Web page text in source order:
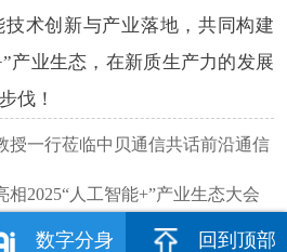
术创新与产业落地，共同构建
产业生态，在新质生产力的发展
伐！
授一行莅临中贝通信共话前沿通信
相2025“人工智能+”产业生态大会
数字分身 回到顶部